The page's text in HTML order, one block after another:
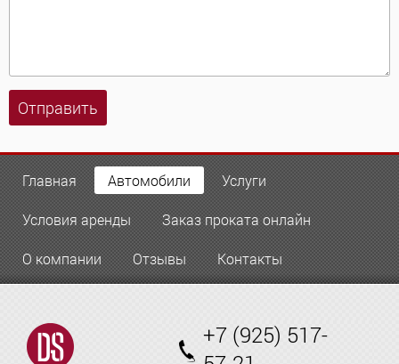
Отправить
Главная Автомобили Услуги
Условия аренды Заказ проката онлайн
О компании Отзывы Контакты
+7 (925) 517-